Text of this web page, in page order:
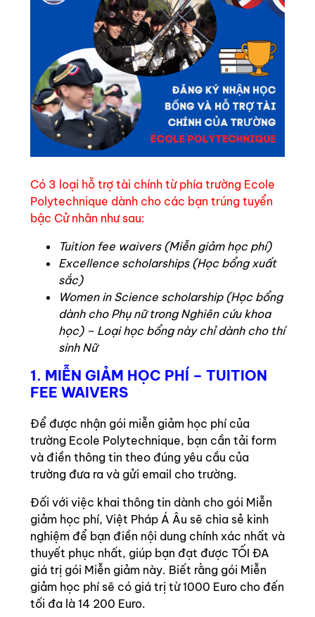
Có 3 loại hỗ trợ tài chính từ phía trường Ecole
Polytechnique dành cho các bạn trúng tuyển
bậc Cử nhân như sau:
Tuition fee waivers (Miễn giảm học phí)
Excellence scholarships (Học bổng xuất
sắc)
Women in Science scholarship (Học bổng
dành cho Phụ nữ trong Nghiên cứu khoa
học) – Loại học bổng này chỉ dành cho thí
sinh Nữ
1. MIỄN GIẢM HỌC PHÍ – TUITION
FEE WAIVERS
Để được nhận gói miễn giảm học phí của
trường Ecole Polytechnique, bạn cần tải form
và điền thông tin theo đúng yêu cầu của
trường đưa ra và gửi email cho trường.
Đối với việc khai thông tin dành cho gói Miễn
giảm học phí, Việt Pháp Á Âu sẽ chia sẻ kinh
nghiệm để bạn điền nội dung chính xác nhất và
thuyết phục nhất, giúp bạn đạt được TỐI ĐA
giá trị gói Miễn giảm này. Biết rằng gói Miễn
giảm học phí sẽ có giá trị từ 1000 Euro cho đến
tối đa là 14 200 Euro.